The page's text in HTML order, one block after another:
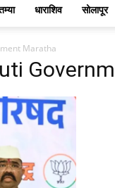
धाराशिव सोलापूर
Maratha